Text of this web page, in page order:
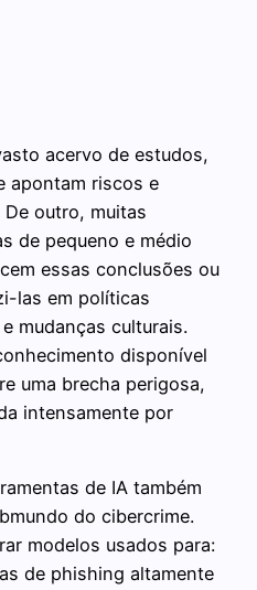
acervo de estudos,
apontam riscos e
outro, muitas
de pequeno e médio
essas conclusões ou
las em políticas
mudanças culturais.
disponível
uma brecha perigosa,
intensamente por
de IA também
do cibercrime.
modelos usados para:
de phishing altamente